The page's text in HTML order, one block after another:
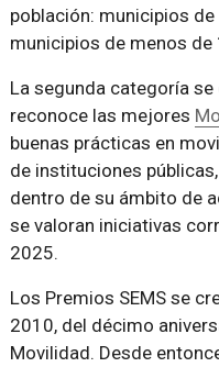
población: municipios
municipios de menos
La segunda categoría
reconoce las mejores
buenas prácticas en
de instituciones
dentro de su ámbito de
se valoran iniciativas
2025.
Los Premios SEMS se
2010, del décimo
Movilidad. Desde